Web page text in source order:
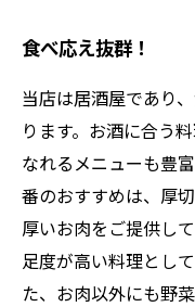
食べ応え抜群！
当店は居酒屋であり
ります。お酒に合う
なれるメニューも豊
番のおすすめは、厚
厚いお肉をご提供し
足度が高い料理とし
た、お肉以外にも野